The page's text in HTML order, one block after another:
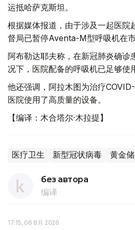
运抵哈萨克斯坦。
根据媒体报道，由于涉及一起医院
督局已暂停Aventa-M型呼吸机在市
阿布勒达耶夫称，在新冠肺炎确诊
况下，医院配备的呼吸机已足够使
他还强调，阿拉木图为治疗
医院使用了高质量的设备。
【编译：木合塔尔·木拉提】
医疗卫生 新型冠状病毒 黄金
без автора
编译
17:15, 06 8月 2026